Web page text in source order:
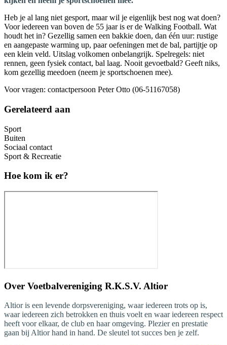
Heb je al lang niet gesport, maar wil je eigenlijk best nog wat doen?
Voor iedereen van boven de 55 jaar is er de Walking Football. Wat
houdt het in? Gezellig samen een bakkie doen, dan één uur: rustige
en aangepaste warming up, paar oefeningen met de bal, partijtje op
een klein veld. Uitslag volkomen onbelangrijk. Spelregels: niet
rennen, geen fysiek contact, bal laag. Nooit gevoetbald? Geeft niks,
kom gezellig meedoen (neem je sportschoenen mee).
Voor vragen: contactpersoon Peter Otto (06-51167058)
Gerelateerd aan
Sport
Buiten
Sociaal contact
Sport & Recreatie
Hoe kom ik er?
Over Voetbalvereniging R.K.S.V. Altior
Altior is een levende dorpsvereniging, waar iedereen trots op is,
waar iedereen zich betrokken en thuis voelt en waar iedereen respect
heeft voor elkaar, de club en haar omgeving. Plezier en prestatie
gaan bij Altior hand in hand. De sleutel tot succes ben je zelf.